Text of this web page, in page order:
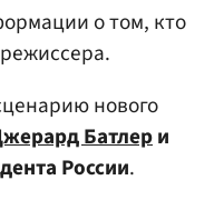
о том, кто
нового
Батлери
России.